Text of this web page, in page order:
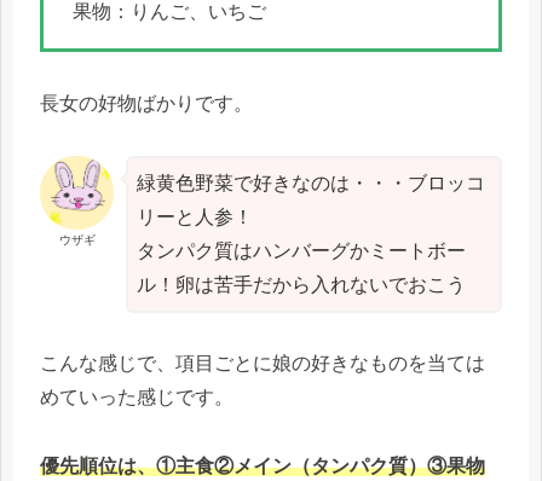
果物：りんご、いちご
長女の好物ばかりです。
ウザギ
緑黄色野菜で好きなのは・・・ブロッコ
リーと人参！
タンパク質はハンバーグかミートボー
ル！卵は苦手だから入れないでおこう
こんな感じで、項目ごとに娘の好きなものを当ては
めていった感じです。
優先順位は、①主食②メイン（タンパク質）③果物